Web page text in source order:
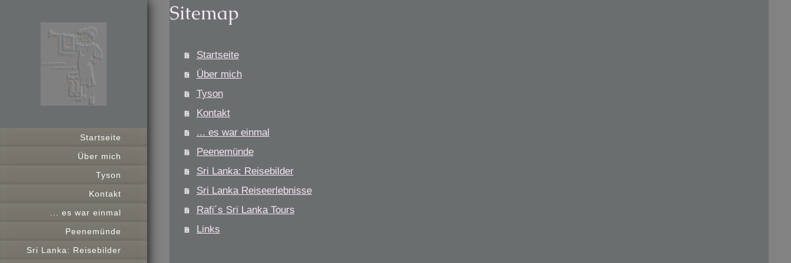
Startseite
Über mich
Tyson
Kontakt
... es war einmal
Peenemünde
Sri Lanka: Reisebilder
Sitemap
Startseite
Über mich
Tyson
Kontakt
... es war einmal
Peenemünde
Sri Lanka: Reisebilder
Sri Lanka Reiseerlebnisse
Rafi´s Sri Lanka Tours
Links